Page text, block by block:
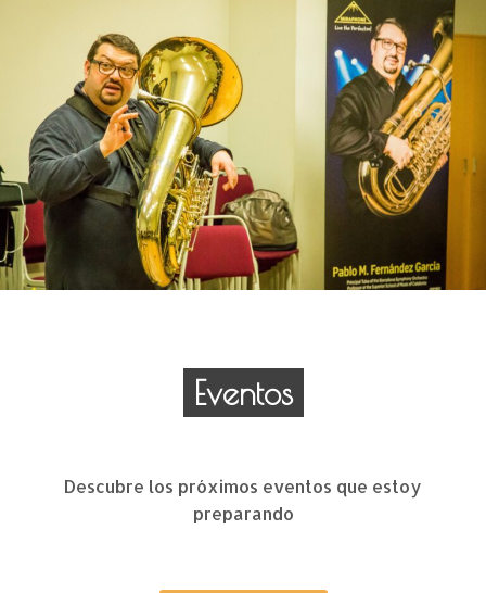
Eventos
Descubre los próximos eventos que estoy
preparando